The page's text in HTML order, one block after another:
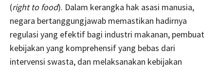
(right to food). Dalam kerangka hak asasi manusia,
negara bertanggungjawab memastikan hadirnya
regulasi yang efektif bagi industri makanan, pembuat
kebijakan yang komprehensif yang bebas dari
intervensi swasta, dan melaksanakan kebijakan